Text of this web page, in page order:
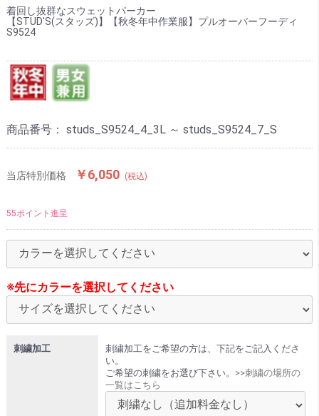
着回し抜群なスウェットパーカー
【STUD'S(スタッズ)】【秋冬年中作業服】プルオーバーフーディ
S9524
商品番号： studs_S9524_4_3L ～ studs_S9524_7_S
当店特別価格 ￥6,050 (税込)
55ポイント進呈
※先にカラーを選択してください
刺繍加工
刺繍加工をご希望の方は、下記をご記入くださ
い。
ご希望の刺繍をお選び下さい。 >>刺繍の場所の
一覧はこちら